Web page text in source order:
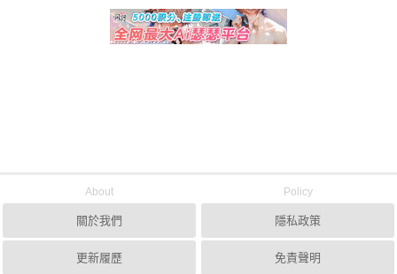
About
關於我們
更新履歷
Policy
隱私政策
免責聲明